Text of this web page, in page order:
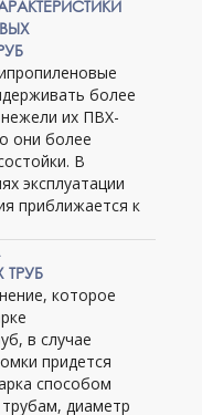
более
их ПВХ-
они более
В
эксплуатации
приближается к
которое
в случае
придется
способом
диаметр